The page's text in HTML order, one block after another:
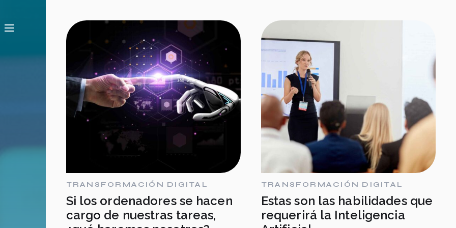
TRANSFORMACIÓN DIGITAL
Si los ordenadores se hacen
cargo de nuestras tareas,
TRANSFORMACIÓN DIGITAL
Estas son las habilidades que
requerirá la Inteligencia